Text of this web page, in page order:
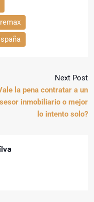
Next Post
la pena contratar a un
inmobiliario o mejor
lo intento solo?